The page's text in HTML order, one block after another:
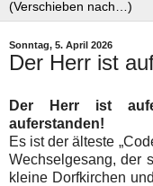
Sonntag, 5. April 2026
Der Herr ist
Der Herr ist
auferstanden!
Es ist der älteste
Wechselgesang, der
kleine Dorfkirchen